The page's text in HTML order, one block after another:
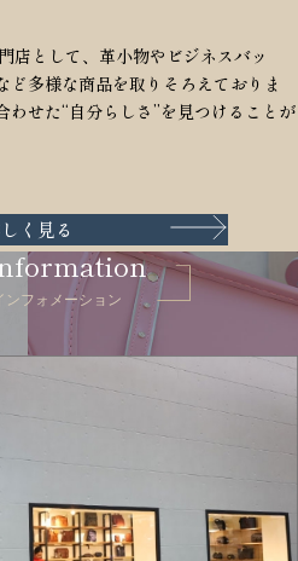
店として、革小物やビジネスバッ
多様な商品を取りそろえておりま
せた“自分らしさ”を見つけることが
く見る
ンフォメーション